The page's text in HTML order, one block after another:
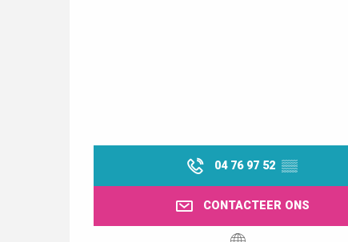
04 76 97 52 ▒▒
CONTACTEER ONS